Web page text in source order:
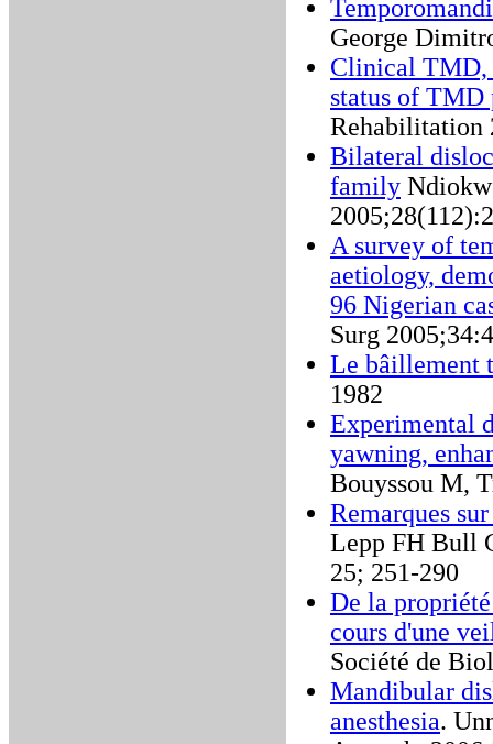
George
Clinical TMD,
status of TMD
Rehabilitation
Bilateral
family
A survey of
aetiology,
96 Nigerian
Surg
Le bâillement
1982
Experimental
yawning,
Bouyssou M,
Remarques
Lepp FH Bull
25; 251-290
De la
cours d'une
Société de
Mandibular
anesthesia.